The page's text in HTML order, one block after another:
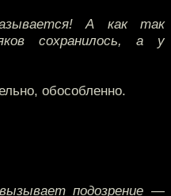
А как так
сохранилось, а у
обособленно.
подозрение —